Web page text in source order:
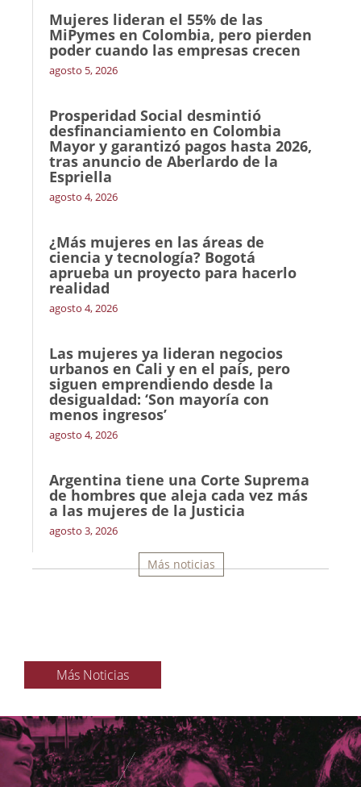
Mujeres lideran el 55% de las
MiPymes en Colombia, pero pierden
poder cuando las empresas crecen
agosto 5, 2026
Prosperidad Social desmintió
desfinanciamiento en Colombia
Mayor y garantizó pagos hasta 2026,
tras anuncio de Aberlardo de la
Espriella
agosto 4, 2026
¿Más mujeres en las áreas de
ciencia y tecnología? Bogotá
aprueba un proyecto para hacerlo
realidad
agosto 4, 2026
Las mujeres ya lideran negocios
urbanos en Cali y en el país, pero
siguen emprendiendo desde la
desigualdad: ‘Son mayoría con
menos ingresos’
agosto 4, 2026
Argentina tiene una Corte Suprema
de hombres que aleja cada vez más
a las mujeres de la Justicia
agosto 3, 2026
Más noticias
Más Noticias